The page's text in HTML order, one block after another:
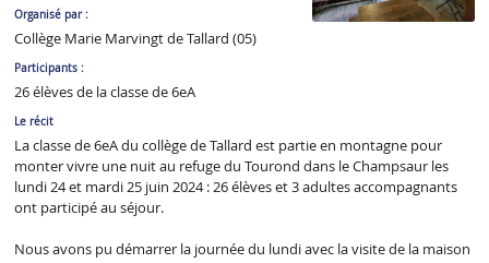
Organisé par :
Collège Marie Marvingt de Tallard (05)
Participants :
26 élèves de la classe de 6eA
Le récit
La classe de 6eA du collège de Tallard est partie en montagne pour
monter vivre une nuit au refuge du Tourond dans le Champsaur les
lundi 24 et mardi 25 juin 2024 : 26 élèves et 3 adultes accompagnants
ont participé au séjour.
Nous avons pu démarrer la journée du lundi avec la visite de la maison